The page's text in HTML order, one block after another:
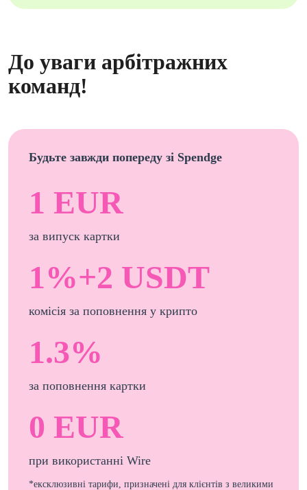
До уваги арбітражних
команд!
Будьте завжди попереду зі Spendge
1 EUR
за випуск картки
1%+2 USDT
комісія за поповнення у крипто
1.3%
за поповнення картки
0 EUR
при використанні Wire
*ексклюзивні тарифи, призначені для клієнтів з великими